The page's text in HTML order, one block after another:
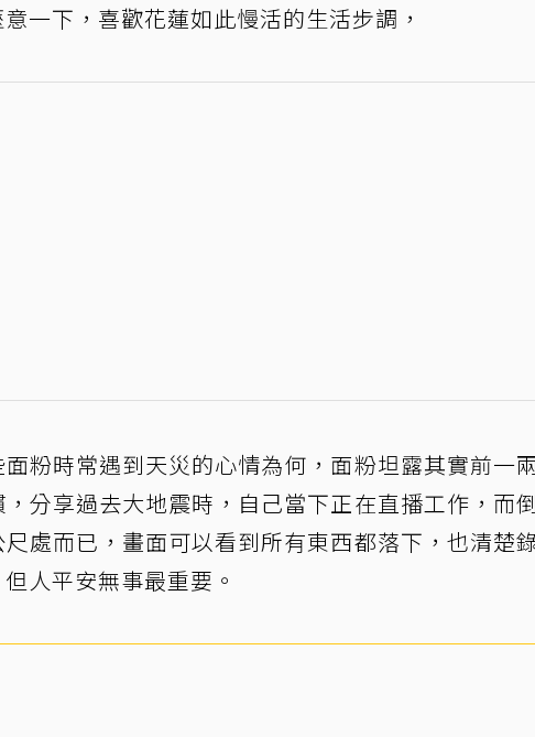
一下，喜歡花蓮如此慢活的生活步調，
粉時常遇到天災的心情為何，面粉坦露其實前一
分享過去大地震時，自己當下正在直播工作，而
處而已，畫面可以看到所有東西都落下，也清楚
人平安無事最重要。